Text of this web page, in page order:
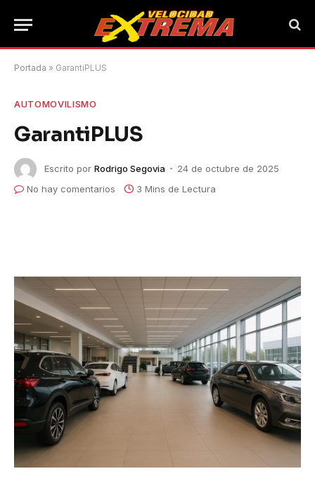
Portada » GarantiPLUS
AUTOMOVILISMO
GarantiPLUS
Escrito por Rodrigo Segovia
24 de octubre de 2025
No hay comentarios
3 Mins de Lectura